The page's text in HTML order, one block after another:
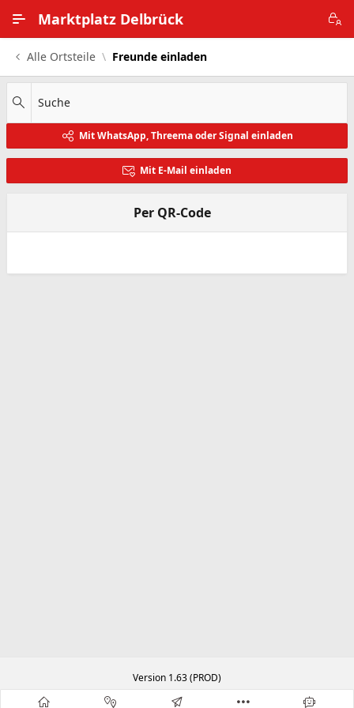
Marktplatz Delbrück
Alle Ortsteile
Impressum
Nutzungsbedingungen
Alle Ortsteile Freunde einladen
Suche
Mit WhatsApp, Threema oder Signal einladen
Mit E-Mail einladen
Per QR-Code
Version 1.63 (PROD)